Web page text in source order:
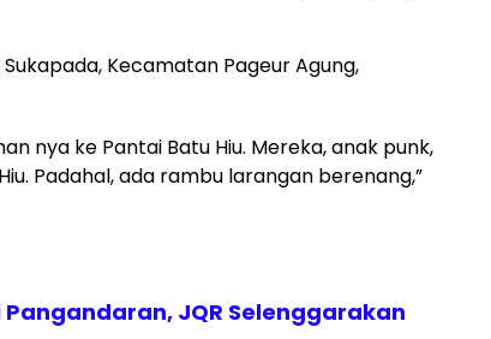
Kecamatan Pageur Agung,
nya ke Pantai Batu Hiu. Mereka, anak punk,
Padahal, ada rambu larangan berenang,”
JQR Selenggarakan